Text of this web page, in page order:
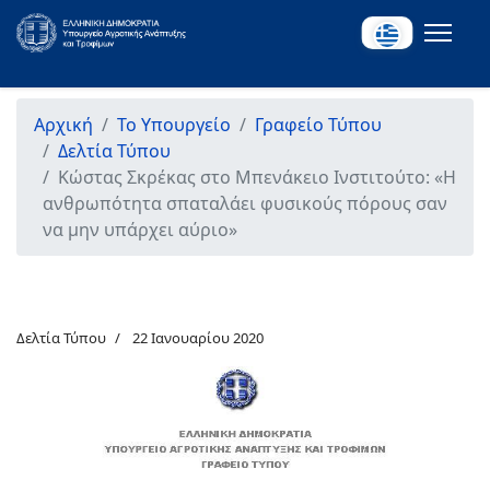
Αρχική Το Υπουργείο
Γραφείο Τύπου
Δελτία Τύπου
Κώστας Σκρέκας στο Μπενάκειο Ινστιτούτο: «Η
ανθρωπότητα σπαταλάει φυσικούς πόρους σαν
να μην υπάρχει αύριο»
Δελτία Τύπου 22 Ιανουαρίου 2020